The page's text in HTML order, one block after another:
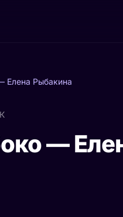
Елена Рыбакина
—